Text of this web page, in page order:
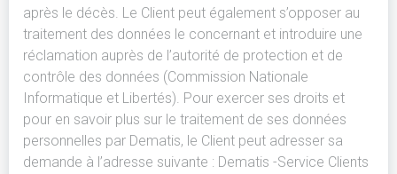
après le décès. Le Client peut également s’opposer au
traitement des données le concernant et introduire une
réclamation auprès de l’autorité de protection et de
contrôle des données (Commission Nationale
Informatique et Libertés). Pour exercer ses droits et
pour en savoir plus sur le traitement de ses données
personnelles par Dematis, le Client peut adresser sa
demande à l’adresse suivante : Dematis -Service Clients